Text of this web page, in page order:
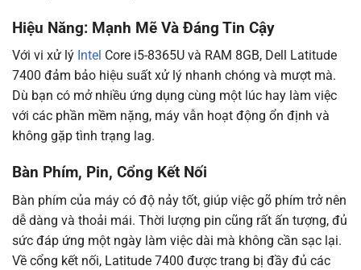
Hiệu Năng: Mạnh Mẽ Và Đáng Tin Cậy
Với vi xử lý Intel Core i5-8365U và RAM 8GB, Dell Latitude
7400 đảm bảo hiệu suất xử lý nhanh chóng và mượt mà.
Dù bạn có mở nhiều ứng dụng cùng một lúc hay làm việc
với các phần mềm nặng, máy vẫn hoạt động ổn định và
không gặp tình trạng lag.
Bàn Phím, Pin, Cổng Kết Nối
Bàn phím của máy có độ nảy tốt, giúp việc gõ phím trở nên
dễ dàng và thoải mái. Thời lượng pin cũng rất ấn tượng, đủ
sức đáp ứng một ngày làm việc dài mà không cần sạc lại.
Về cổng kết nối, Latitude 7400 được trang bị đầy đủ các